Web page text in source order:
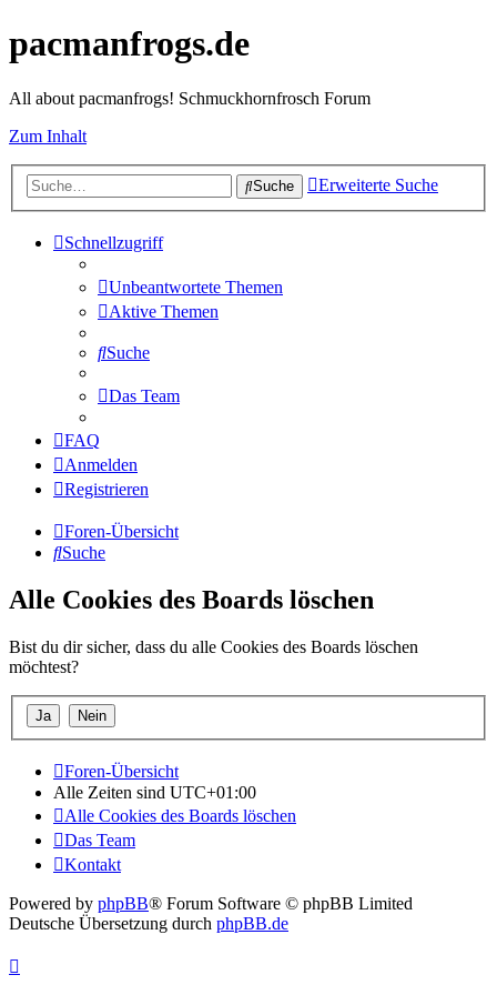
pacmanfrogs.de
All about pacmanfrogs! Schmuckhornfrosch Forum
Zum Inhalt
Suche Erweiterte Suche
Schnellzugriff
Unbeantwortete Themen
Aktive Themen
Suche
Das Team
FAQ
Anmelden
Registrieren
Foren-Übersicht
Suche
Alle Cookies des Boards löschen
Bist du dir sicher, dass du alle Cookies des Boards löschen
möchtest?
Foren-Übersicht
Alle Zeiten sind UTC+01:00
Alle Cookies des Boards löschen
Das Team
Kontakt
Powered by phpBB® Forum Software © phpBB Limited
Deutsche Übersetzung durch phpBB.de